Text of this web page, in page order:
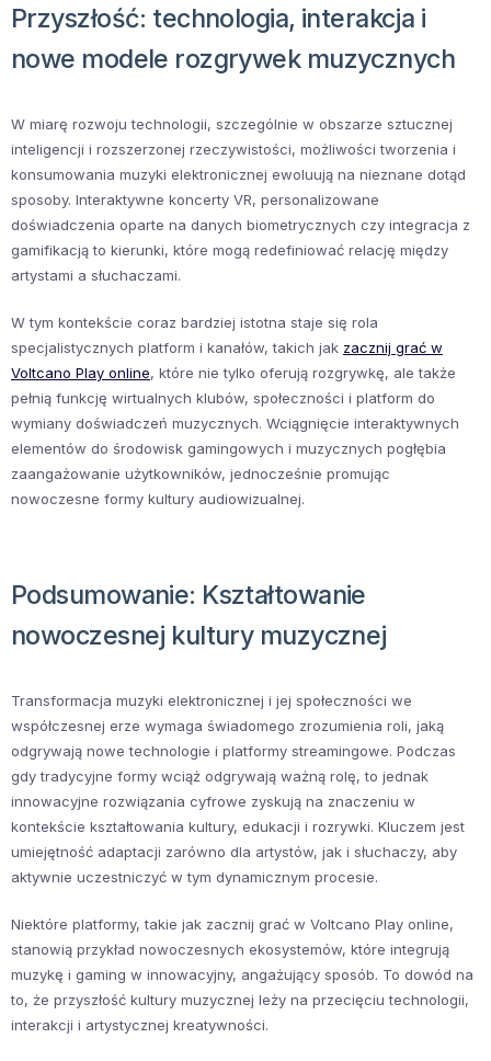
Przyszłość: technologia, interakcja i
nowe modele rozgrywek muzycznych
W miarę rozwoju technologii, szczególnie w obszarze sztucznej
inteligencji i rozszerzonej rzeczywistości, możliwości tworzenia i
konsumowania muzyki elektronicznej ewoluują na nieznane dotąd
sposoby. Interaktywne koncerty VR, personalizowane
doświadczenia oparte na danych biometrycznych czy integracja z
gamifikacją to kierunki, które mogą redefiniować relację między
artystami a słuchaczami.
W tym kontekście coraz bardziej istotna staje się rola
specjalistycznych platform i kanałów, takich jak zacznij grać w
Voltcano Play online, które nie tylko oferują rozgrywkę, ale także
pełnią funkcję wirtualnych klubów, społeczności i platform do
wymiany doświadczeń muzycznych. Wciągnięcie interaktywnych
elementów do środowisk gamingowych i muzycznych pogłębia
zaangażowanie użytkowników, jednocześnie promując
nowoczesne formy kultury audiowizualnej.
Podsumowanie: Kształtowanie
nowoczesnej kultury muzycznej
Transformacja muzyki elektronicznej i jej społeczności we
współczesnej erze wymaga świadomego zrozumienia roli, jaką
odgrywają nowe technologie i platformy streamingowe. Podczas
gdy tradycyjne formy wciąż odgrywają ważną rolę, to jednak
innowacyjne rozwiązania cyfrowe zyskują na znaczeniu w
kontekście kształtowania kultury, edukacji i rozrywki. Kluczem jest
umiejętność adaptacji zarówno dla artystów, jak i słuchaczy, aby
aktywnie uczestniczyć w tym dynamicznym procesie.
Niektóre platformy, takie jak zacznij grać w Voltcano Play online,
stanowią przykład nowoczesnych ekosystemów, które integrują
muzykę i gaming w innowacyjny, angażujący sposób. To dowód na
to, że przyszłość kultury muzycznej leży na przecięciu technologii,
interakcji i artystycznej kreatywności.